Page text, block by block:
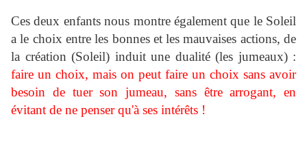
Ces deux enfants nous montre également que le Soleil
a le choix entre les bonnes et les mauvaises actions, de
la création (Soleil) induit une dualité (les jumeaux) :
faire un choix, mais on peut faire un choix sans avoir
besoin de tuer son jumeau, sans être arrogant, en
évitant de ne penser qu'à ses intérêts !